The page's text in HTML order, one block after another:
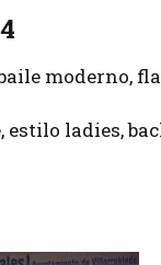
moderno,
ladies,